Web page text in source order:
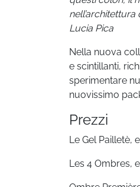
Lucia Pica
Nella nuova
e scintillanti,
sperimentare
nuovissimo
Prezzi
Le Gel Pailletè,
Les 4 Ombres,